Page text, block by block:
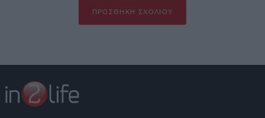
ΠΡΟΣΘΉΚΗ ΣΧΟΛΊΟΥ